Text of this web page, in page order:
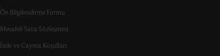
Ön Bilgilendirme Formu
Mesafeli Satış Sözleşmesi
İade ve Cayma Koşulları